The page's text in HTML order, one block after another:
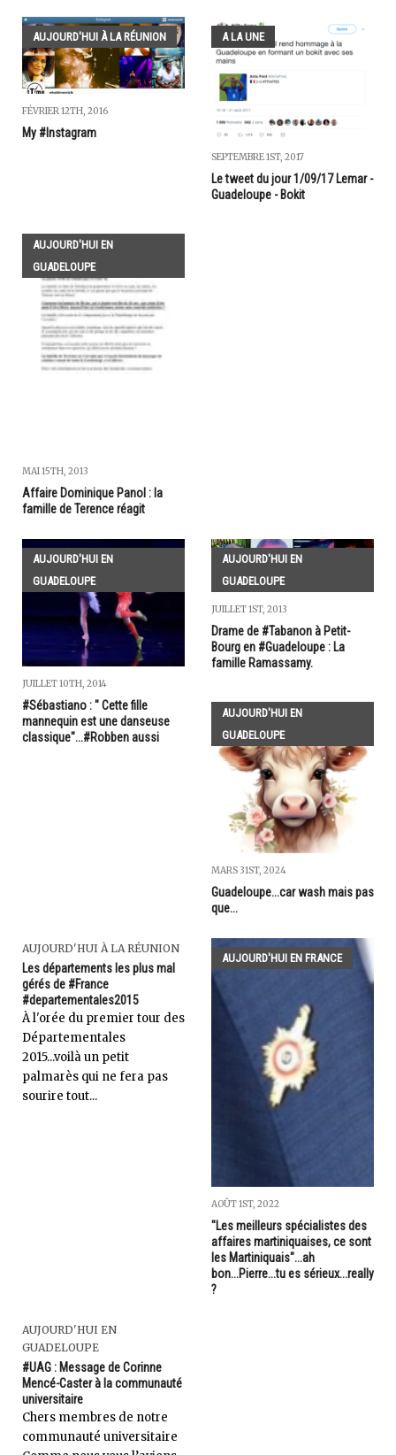
AUJOURD'HUI À LA RÉUNION
FÉVRIER 12TH, 2016
My #Instagram
A LA UNE
SEPTEMBRE 1ST, 2017
Le tweet du jour 1/09/17 Lemar -
Guadeloupe - Bokit
AUJOURD'HUI EN
GUADELOUPE
MAI 15TH, 2013
Affaire Dominique Panol : la
famille de Terence réagit
AUJOURD'HUI EN
GUADELOUPE
JUILLET 10TH, 2014
#Sébastiano : " Cette fille
mannequin est une danseuse
classique"...#Robben aussi
AUJOURD'HUI EN
GUADELOUPE
JUILLET 1ST, 2013
Drame de #Tabanon à Petit-
Bourg en #Guadeloupe : La
famille Ramassamy.
AUJOURD'HUI EN
GUADELOUPE
MARS 31ST, 2024
Guadeloupe...car wash mais pas
que...
AUJOURD'HUI À LA RÉUNION
Les départements les plus mal
gérés de #France
#departementales2015
À l'orée du premier tour des
Départementales
2015...voilà un petit
palmarès qui ne fera pas
sourire tout...
AUJOURD'HUI EN FRANCE
AOÛT 1ST, 2022
"Les meilleurs spécialistes des
affaires martiniquaises, ce sont
les Martiniquais"...ah
bon...Pierre...tu es sérieux...really
?
AUJOURD'HUI EN
GUADELOUPE
#UAG : Message de Corinne
Mencé-Caster à la communauté
universitaire
Chers membres de notre
communauté universitaire